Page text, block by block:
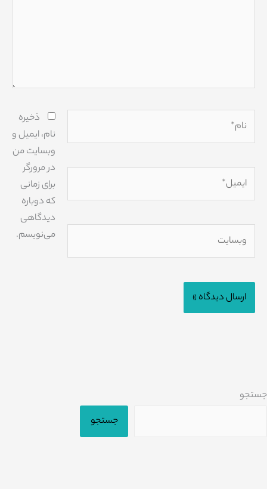
وبسایت
ذخیره
نام، ایمیل و
وبسایت من
در مرورگر
برای زمانی
که دوباره
دیدگاهی
می‌نویسم.
جستجو
جستجو